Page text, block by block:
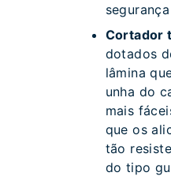
segurança
Cortador
dotados
lâmina
unha do
mais
que os
tão
do tipo